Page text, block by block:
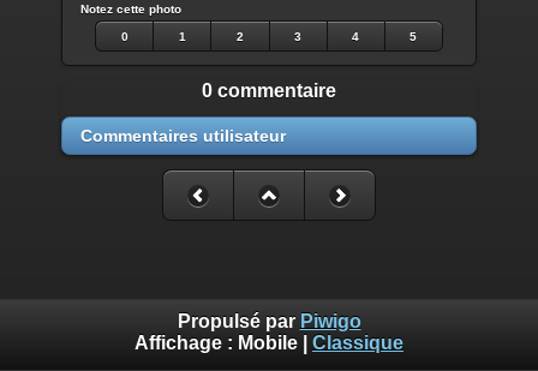
Notez cette photo
0 1 2 3 4 5
0 commentaire
Commentaires utilisateur
Propulsé par Piwigo
Affichage : Mobile Classique